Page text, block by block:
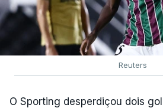
Reuters
O Sporting desperdiçou dois